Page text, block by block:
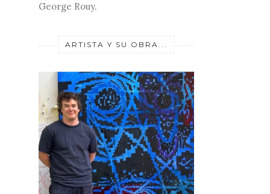
George Rouy.
ARTISTA Y SU OBRA...